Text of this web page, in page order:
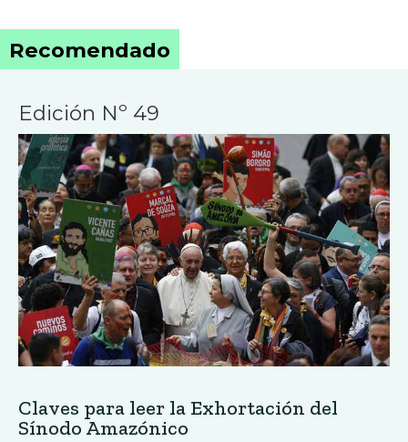
Recomendado
Edición Nº 49
Claves para leer la Exhortación del
Sínodo Amazónico